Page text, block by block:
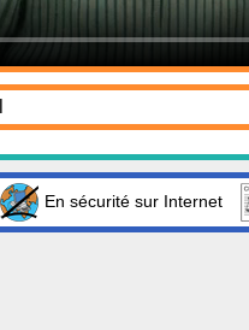
En sécurité sur Internet